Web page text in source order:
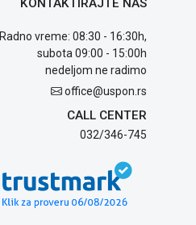
KONTAKTIRAJTE NAS
Radno vreme: 08:30 - 16:30h,
subota 09:00 - 15:00h
nedeljom ne radimo
office@uspon.rs
CALL CENTER
032/346-745